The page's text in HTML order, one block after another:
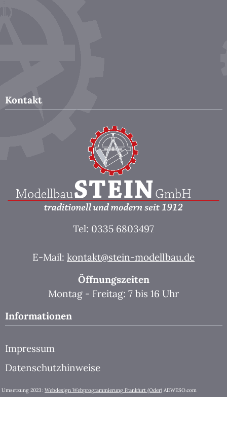
Kontakt
Tel: 0335 6803497
E-Mail: kontakt@stein-modellbau.de
Öffnungszeiten
Montag - Freitag: 7 bis 16 Uhr
Informationen
Impressum
Datenschutzhinweise
Umsetzung 2023: Webdesign Webprogrammierung Frankfurt (Oder) ADWESO.com